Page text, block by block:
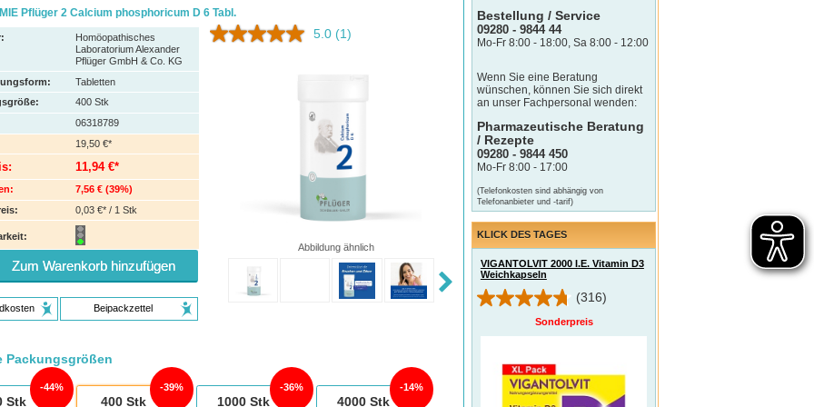
Pflüger 2 Calcium phosphoricum D 6 Tabl.
5.0 (1)
Abbildung ähnlich
Homöopathisches
Laboratorium Alexander
Pflüger GmbH & Co. KG
Tabletten
400 Stk
06318789
19,50 €*
11,94 €*
7,56 € (39%)
0,03 €* / 1 Stk
Zum Warenkorb hinzufügen
Beipackzettel
Packungsgrößen
Stk
44%
400Stk
39%
1000Stk
36%
4000Stk
14%
Bestellung / Service
09280 - 9844 44
Mo-Fr 8:00 - 18:00, Sa 8:00 - 12:00
Wenn Sie eine Beratung
wünschen, können Sie sich direkt
an unser Fachpersonal wenden:
Pharmazeutische Beratung
/ Rezepte
09280 - 9844 450
Mo-Fr 8:00 - 17:00
(Telefonkosten sind abhängig von
Telefonanbieter und -tarif)
KLICK DES TAGES
VIGANTOLVIT 2000 I.E. Vitamin D3
Weichkapseln
(316)
Sonderpreis